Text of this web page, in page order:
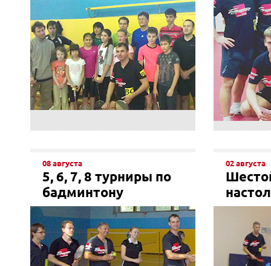
08 августа
5, 6, 7, 8 турниры по
бадминтону
02 августа